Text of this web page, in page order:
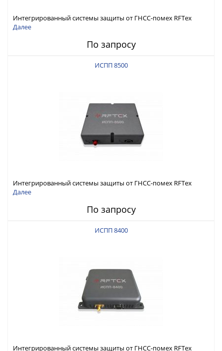
Интегрированный системы защиты от ГНСС-помех RFТех
ИСПП 8600
Далее
По запросу
ИСПП 8500
Интегрированный системы защиты от ГНСС-помех RFТех
ИСПП 8500
Далее
По запросу
ИСПП 8400
Интегрированный системы защиты от ГНСС-помех RFТех